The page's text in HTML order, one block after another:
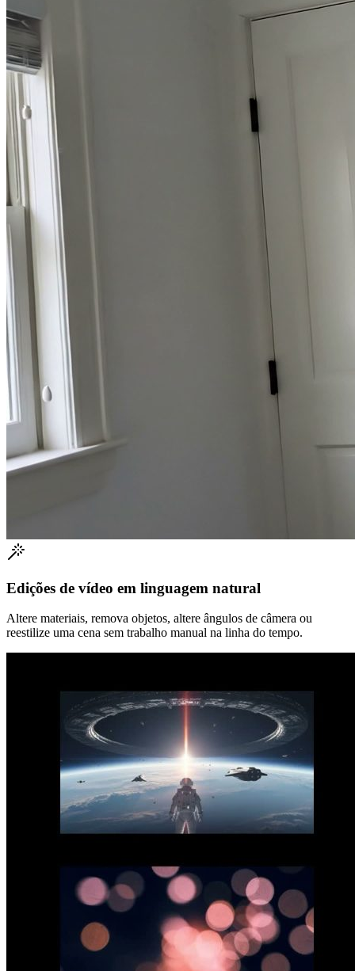
Edições de vídeo em linguagem natural
Altere materiais, remova objetos, altere ângulos de câmera ou
reestilize uma cena sem trabalho manual na linha do tempo.